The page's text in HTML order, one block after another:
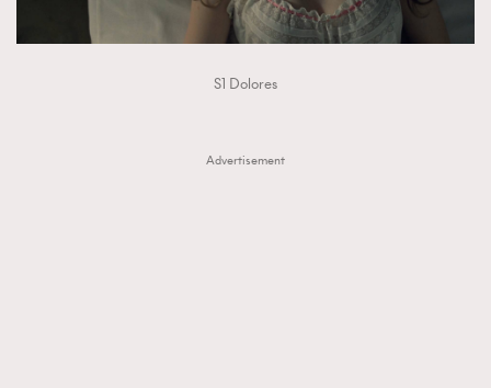
S1 Dolores
Advertisement